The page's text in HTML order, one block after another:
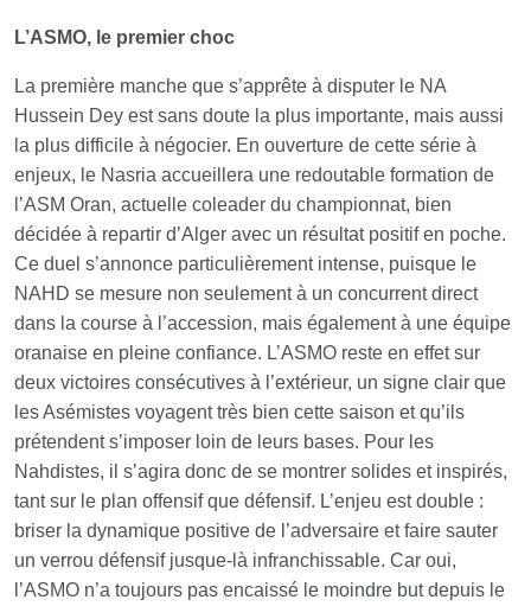
L’ASMO, le premier choc
La première manche que s’apprête à disputer le NA
Hussein Dey est sans doute la plus importante, mais aussi
la plus difficile à négocier. En ouverture de cette série à
enjeux, le Nasria accueillera une redoutable formation de
l’ASM Oran, actuelle coleader du championnat, bien
décidée à repartir d’Alger avec un résultat positif en poche.
Ce duel s’annonce particulièrement intense, puisque le
NAHD se mesure non seulement à un concurrent direct
dans la course à l’accession, mais également à une équipe
oranaise en pleine confiance. L’ASMO reste en effet sur
deux victoires consécutives à l’extérieur, un signe clair que
les Asémistes voyagent très bien cette saison et qu’ils
prétendent s’imposer loin de leurs bases. Pour les
Nahdistes, il s’agira donc de se montrer solides et inspirés,
tant sur le plan offensif que défensif. L’enjeu est double :
briser la dynamique positive de l’adversaire et faire sauter
un verrou défensif jusque-là infranchissable. Car oui,
l’ASMO n’a toujours pas encaissé le moindre but depuis le